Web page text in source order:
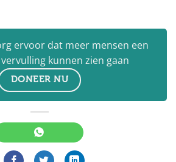
ervoor dat meer mensen een
kunnen zien gaan
DONEER NU